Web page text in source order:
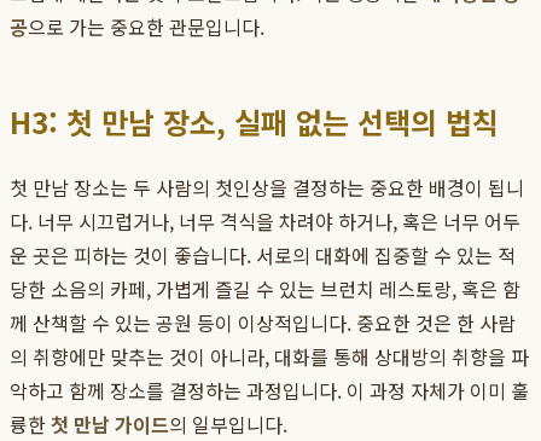
공으로 가는 중요한 관문입니다.
H3: 첫 만남 장소, 실패 없는 선택의 법칙
첫 만남 장소는 두 사람의 첫인상을 결정하는 중요한 배경이 됩니
다. 너무 시끄럽거나, 너무 격식을 차려야 하거나, 혹은 너무 어두
운 곳은 피하는 것이 좋습니다. 서로의 대화에 집중할 수 있는 적
당한 소음의 카페, 가볍게 즐길 수 있는 브런치 레스토랑, 혹은 함
께 산책할 수 있는 공원 등이 이상적입니다. 중요한 것은 한 사람
의 취향에만 맞추는 것이 아니라, 대화를 통해 상대방의 취향을 파
악하고 함께 장소를 결정하는 과정입니다. 이 과정 자체가 이미 훌
륭한첫 만남 가이드의 일부입니다.